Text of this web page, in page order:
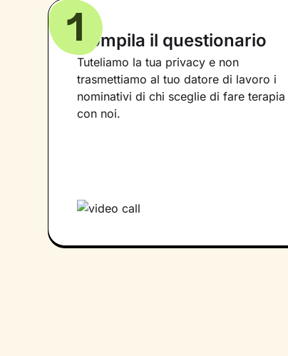
Compila il questionario
Tuteliamo la tua privacy e non
trasmettiamo al tuo datore di lavoro i
nominativi di chi sceglie di fare terapia
con noi.
1